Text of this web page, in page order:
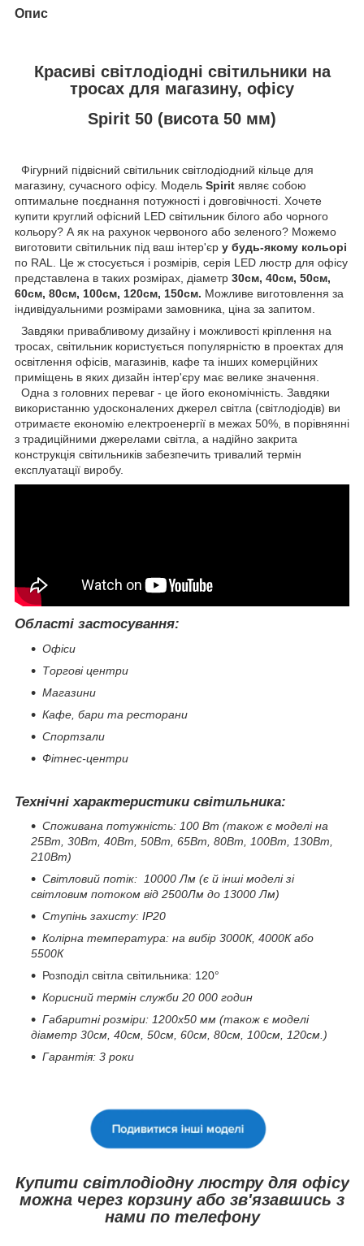
Опис
Красиві світлодіодні світильники на
тросах для магазину, офісу
Spirit 50 (висота 50 мм)
Фігурний підвісний світильник світлодіодний кільце для
магазину, сучасного офісу. Модель Spirit являє собою
оптимальне поєднання потужності і довговічності. Хочете
купити круглий офісний LED світильник білого або чорного
кольору? А як на рахунок червоного або зеленого? Можемо
виготовити світильник під ваш інтер'єр у будь-якому кольорі
по RAL. Це ж стосується і розмірів, серія LED люстр для офісу
представлена в таких розмірах, діаметр 30см, 40см, 50см,
60см, 80см, 100см, 120см, 150см. Можливе виготовлення за
індивідуальними розмірами замовника, ціна за запитом.
Завдяки привабливому дизайну і можливості кріплення на
тросах, світильник користується популярністю в проектах для
освітлення офісів, магазинів, кафе та інших комерційних
приміщень в яких дизайн інтер'єру має велике значення.
Одна з головних переваг - це його економічність. Завдяки
використанню удосконалених джерел світла (світлодіодів) ви
отримаєте економію електроенергії в межах 50%, в порівнянні
з традиційними джерелами світла, а надійно закрита
конструкція світильників забезпечить тривалий термін
експлуатації виробу.
Області застосування:
Офіси
Торгові центри
Магазини
Кафе, бари та ресторани
Спортзали
Фітнес-центри
Технічні характеристики світильника:
Споживана потужність: 100 Вт (також є моделі на
25Вт, 30Вт, 40Вт, 50Вт, 65Вт, 80Вт, 100Вт, 130Вт,
210Вт)
Світловий потік: 10000 Лм (є й інші моделі зі
світловим потоком від 2500Лм до 13000 Лм)
Ступінь захисту: IP20
Колірна температура: на вибір 3000К, 4000К або
5500К
Розподіл світла світильника: 120°
Корисний термін служби 20 000 годин
Габаритні розміри: 1200х50 мм (також є моделі
діаметр 30см, 40см, 50см, 60см, 80см, 100см, 120см.)
Гарантія: 3 роки
Купити світлодіодну люстру для офісу
можна через корзину або зв'язавшись з
нами по телефону